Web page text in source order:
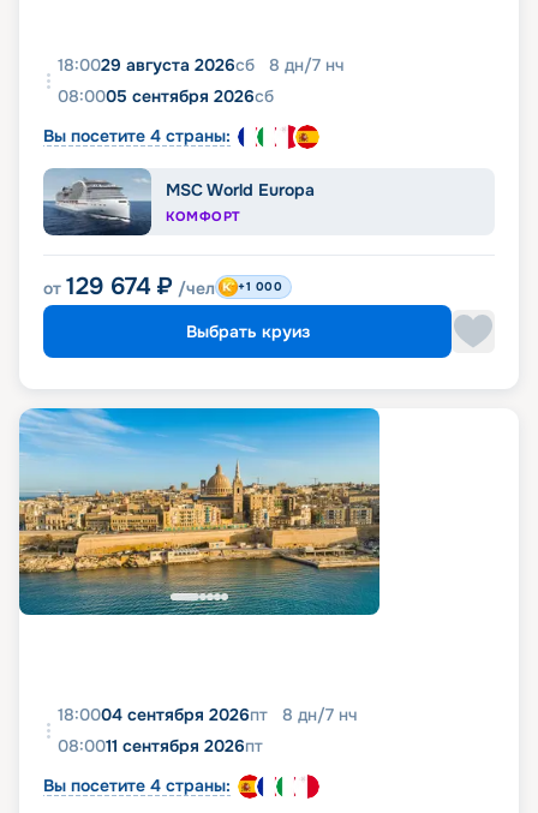
18:0029 августа 2026сб 8 дн/7 нч
08:0005 сентября 2026сб
Вы посетите 4 страны:
MSC World Europa
КОМФОРТ
от 129 674 ₽ /чел +1 000
Выбрать круиз
18:0004 сентября 2026пт 8 дн/7 нч
08:0011 сентября 2026пт
Вы посетите 4 страны: